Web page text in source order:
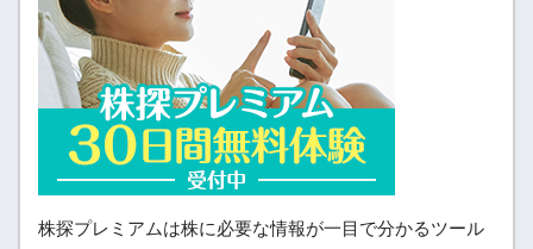
株探プレミアムは株に必要な情報が一目で分かるツール